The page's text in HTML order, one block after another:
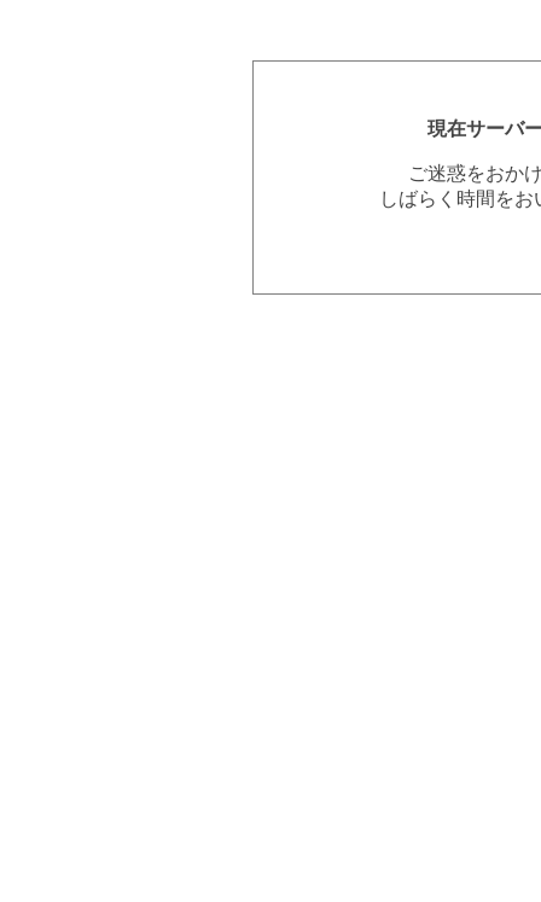
現在サーバ
ご迷惑をおか
しばらく時間を